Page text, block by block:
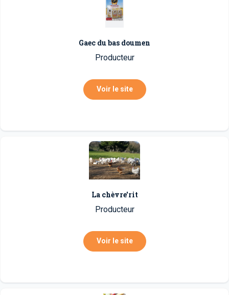
Gaec du bas doumen
Producteur
Voir le site
La chèvre'rit
Producteur
Voir le site